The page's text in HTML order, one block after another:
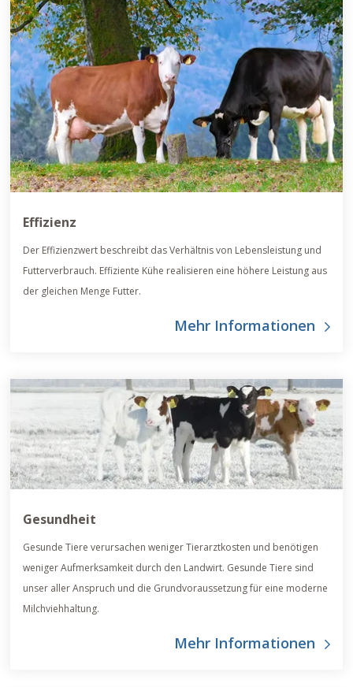
Effizienz
Der Effizienzwert beschreibt das Verhältnis von Lebensleistung und
Futterverbrauch. Effiziente Kühe realisieren eine höhere Leistung aus
der gleichen Menge Futter.
Mehr Informationen
Gesundheit
Gesunde Tiere verursachen weniger Tierarztkosten und benötigen
weniger Aufmerksamkeit durch den Landwirt. Gesunde Tiere sind
unser aller Anspruch und die Grundvoraussetzung für eine moderne
Milchviehhaltung.
Mehr Informationen